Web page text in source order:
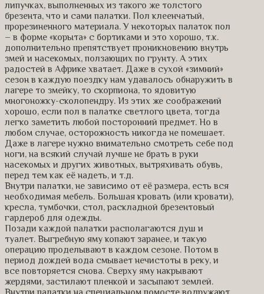
липучках, выполненных из такого же толстого
брезента, что и сами палатки. Пол клеенчатый,
прорезиненного материала. У некоторых палаток пол
– в форме «корыта» с бортиками и это хорошо, т.к.
дополнительно препятствует проникновению внутрь
змей и насекомых, ползающих по грунту. А этих
радостей в Африке хватает. Даже в сухой «зимний»
сезон в каждую поездку нам удавалось обнаружить в
лагере то змейку, то скорпиона, то ядовитую
многоножку-сколопендру. Из этих же соображений
хорошо, если пол в палатке светлого цвета, тогда
легко заметить любой посторонний предмет. Но в
любом случае, осторожность никогда не помешает.
Даже в лагере нужно внимательно смотреть себе под
ноги, на всякий случай лучше не брать в руки
насекомых и других животных, вытряхивать обувь,
перед тем как её надеть, и т.д.
Внутри палатки, не зависимо от её размера, есть вся
необходимая мебель. Большая кровать (или кровати),
кресла, тумбочки, стол, раскладной брезентовый
гардероб для одежды.
Позади каждой палатки располагаются душ и
туалет. Выгребную яму копают заранее, и такую
операцию проделывают в каждом сезоне. Потом в
период дождей вода смывает нечистоты в реку, и
все повторяется снова. Сверху яму накрывают
жердями, застилают пленкой и засыпают землей.